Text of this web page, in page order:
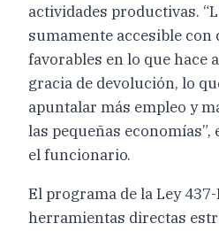
actividades productivas.
sumamente accesible
favorables en lo que hace
gracia de devolución, lo
apuntalar más empleo y
las pequeñas economías”,
el funcionario.
El programa de la Ley
herramientas directas